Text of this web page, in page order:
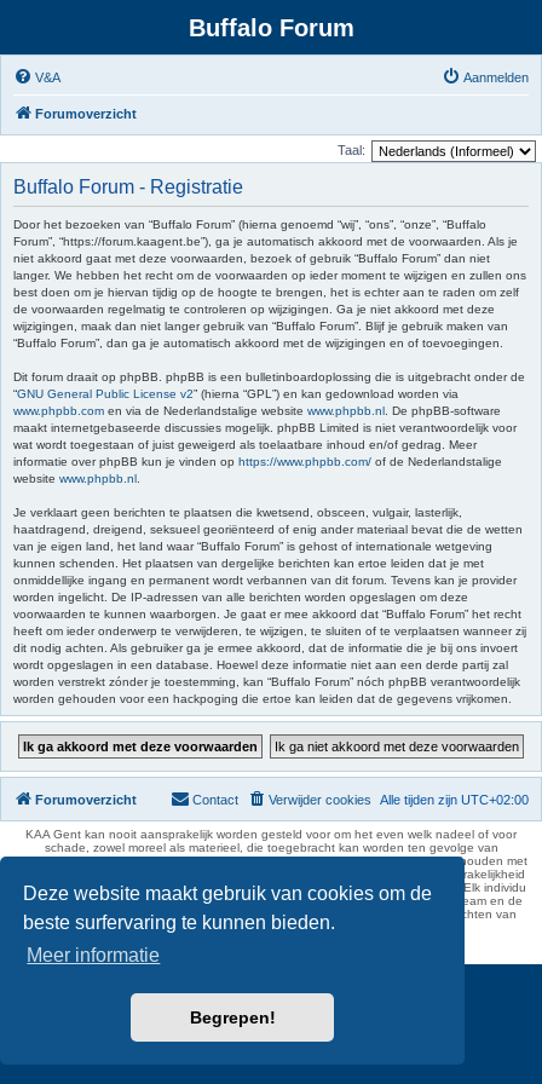
Deze website maakt gebruik van cookies om de
beste surfervaring te kunnen bieden.
Meer informatie
Begrepen!
Buffalo Forum
V&A Aanmelden
Forumoverzicht
Taal:
Buffalo Forum - Registratie
Door het bezoeken van “Buffalo Forum” (hierna genoemd “wij”, “ons”, “onze”, “Buffalo
Forum”, “https://forum.kaagent.be”), ga je automatisch akkoord met de voorwaarden. Als je
niet akkoord gaat met deze voorwaarden, bezoek of gebruik “Buffalo Forum” dan niet
langer. We hebben het recht om de voorwaarden op ieder moment te wijzigen en zullen ons
best doen om je hiervan tijdig op de hoogte te brengen, het is echter aan te raden om zelf
de voorwaarden regelmatig te controleren op wijzigingen. Ga je niet akkoord met deze
wijzigingen, maak dan niet langer gebruik van “Buffalo Forum”. Blijf je gebruik maken van
“Buffalo Forum”, dan ga je automatisch akkoord met de wijzigingen en of toevoegingen.
Dit forum draait op phpBB. phpBB is een bulletinboardoplossing die is uitgebracht onder de
“GNU General Public License v2” (hierna “GPL”) en kan gedownload worden via
www.phpbb.com en via de Nederlandstalige website www.phpbb.nl . De phpBB-software
maakt internetgebaseerde discussies mogelijk. phpBB Limited is niet verantwoordelijk voor
wat wordt toegestaan of juist geweigerd als toelaatbare inhoud en/of gedrag. Meer
informatie over phpBB kun je vinden op https://www.phpbb.com/ of de Nederlandstalige
website www.phpbb.nl
Je verklaart geen berichten te plaatsen die kwetsend, obsceen, vulgair, lasterlijk,
haatdragend, dreigend, seksueel georiënteerd of enig ander materiaal bevat die de wetten
van je eigen land, het land waar “Buffalo Forum” is gehost of internationale wetgeving
kunnen schenden. Het plaatsen van dergelijke berichten kan ertoe leiden dat je met
onmiddellijke ingang en permanent wordt verbannen van dit forum. Tevens kan je provider
worden ingelicht. De IP-adressen van alle berichten worden opgeslagen om deze
voorwaarden te kunnen waarborgen. Je gaat er mee akkoord dat “Buffalo Forum” het recht
heeft om ieder onderwerp te verwijderen, te wijzigen, te sluiten of te verplaatsen wanneer zij
dit nodig achten. Als gebruiker ga je ermee akkoord, dat de informatie die je bij ons invoert
wordt opgeslagen in een database. Hoewel deze informatie niet aan een derde partij zal
worden verstrekt zónder je toestemming, kan “Buffalo Forum” nóch phpBB verantwoordelijk
worden gehouden voor een hackpoging die ertoe kan leiden dat de gegevens vrijkomen.
Forumoverzicht Alle tijden zijn UTC+02:00
Verwijder cookies
Contact
KAA Gent kan nooit aansprakelijk worden gesteld voor om het even welk nadeel of voor
schade, zowel moreel als materieel, die toegebracht kan worden ten gevolge van
feitelijkheden en daden van derden die rechtstreeks of onrechtstreeks verband houden met
de gegevens vermeld op de website van KAA Gent. Deze ontheffing van aansprakelijkheid
geldt inzonderheid voor het forum, waarvan KAA Gent zich volledig distantieert. Elk individu
is dus verantwoordelijk voor zijn uitlatingen op het Buffalo Forum. Ook het webteam en de
moderators kunnen niet aansprakelijk gesteld worden voor de inhoud van berichten van
gebruikers.